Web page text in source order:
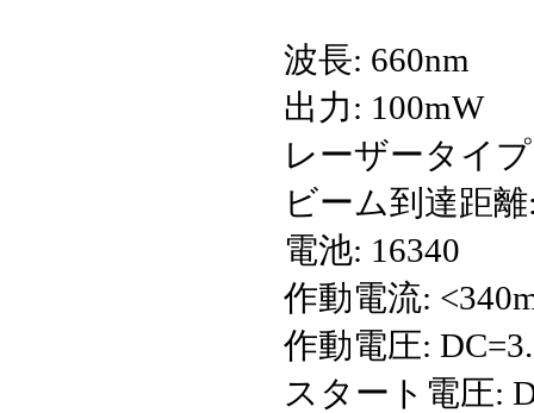
波長: 660nm
出力: 100mW
レーザータイ
ビーム到達距
電池: 16340
作動電流:
作動電圧:
スタート電圧: